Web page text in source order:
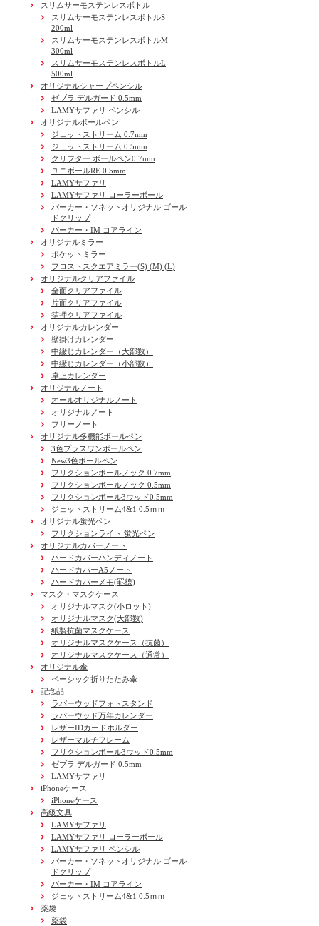
スリムサーモステンレスボトル
スリムサーモステンレスボトルS
200ml
スリムサーモステンレスボトルM
300ml
スリムサーモステンレスボトルL
500ml
オリジナルシャープペンシル
ゼブラ デルガード 0.5mm
LAMYサファリ ペンシル
オリジナルボールペン
ジェットストリーム 0.7mm
ジェットストリーム 0.5mm
クリフター ボールペン0.7mm
ユニボールRE 0.5mm
LAMYサファリ
LAMYサファリ ローラーボール
パーカー・ソネットオリジナル ゴール
ドクリップ
パーカー・IM コアライン
オリジナルミラー
ポケットミラー
フロストスクエアミラー(S) (M) (L)
オリジナルクリアファイル
全面クリアファイル
片面クリアファイル
箔押クリアファイル
オリジナルカレンダー
壁掛けカレンダー
中綴じカレンダー（大部数）
中綴じカレンダー（小部数）
卓上カレンダー
オリジナルノート
オールオリジナルノート
オリジナルノート
フリーノート
オリジナル多機能ボールペン
3色プラスワンボールペン
New3色ボールペン
フリクションボールノック 0.7mm
フリクションボールノック 0.5mm
フリクションボール3ウッド0.5mm
ジェットストリーム4&1 0.5ｍｍ
オリジナル蛍光ペン
フリクションライト 蛍光ペン
オリジナルカバーノート
ハードカバーハンディノート
ハードカバーA5ノート
ハードカバーメモ(罫線)
マスク・マスクケース
オリジナルマスク(小ロット)
オリジナルマスク(大部数)
紙製抗菌マスクケース
オリジナルマスクケース（抗菌）
オリジナルマスクケース（通常）
オリジナル傘
ベーシック折りたたみ傘
記念品
ラバーウッドフォトスタンド
ラバーウッド万年カレンダー
レザーIDカードホルダー
レザーマルチフレーム
フリクションボール3ウッド0.5mm
ゼブラ デルガード 0.5mm
LAMYサファリ
iPhoneケース
iPhoneケース
高級文具
LAMYサファリ
LAMYサファリ ローラーボール
LAMYサファリ ペンシル
パーカー・ソネットオリジナル ゴール
ドクリップ
パーカー・IM コアライン
ジェットストリーム4&1 0.5ｍｍ
薬袋
薬袋